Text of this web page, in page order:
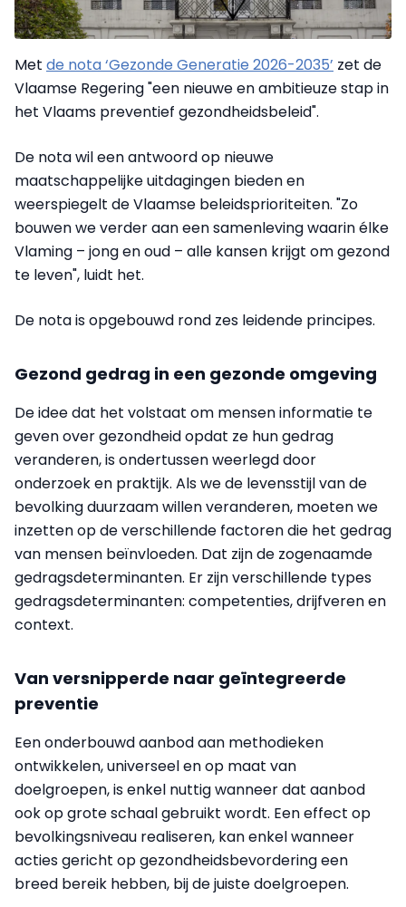
Met de nota ‘Gezonde Generatie 2026-2035’ zet de
Vlaamse Regering "een nieuwe en ambitieuze stap in
het Vlaams preventief gezondheidsbeleid".
De nota wil een antwoord op nieuwe
maatschappelijke uitdagingen bieden en
weerspiegelt de Vlaamse beleidsprioriteiten. "Zo
bouwen we verder aan een samenleving waarin élke
Vlaming – jong en oud – alle kansen krijgt om gezond
te leven", luidt het.
De nota is opgebouwd rond zes leidende principes.
Gezond gedrag in een gezonde omgeving
De idee dat het volstaat om mensen informatie te
geven over gezondheid opdat ze hun gedrag
veranderen, is ondertussen weerlegd door
onderzoek en praktijk. Als we de levensstijl van de
bevolking duurzaam willen veranderen, moeten we
inzetten op de verschillende factoren die het gedrag
van mensen beïnvloeden. Dat zijn de zogenaamde
gedragsdeterminanten. Er zijn verschillende types
gedragsdeterminanten: competenties, drijfveren en
context.
Van versnipperde naar geïntegreerde
preventie
Een onderbouwd aanbod aan methodieken
ontwikkelen, universeel en op maat van
doelgroepen, is enkel nuttig wanneer dat aanbod
ook op grote schaal gebruikt wordt. Een effect op
bevolkingsniveau realiseren, kan enkel wanneer
acties gericht op gezondheidsbevordering een
breed bereik hebben, bij de juiste doelgroepen.